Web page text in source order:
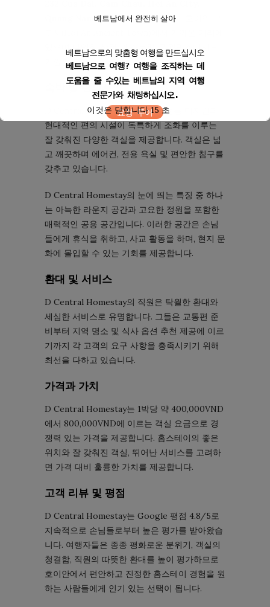
Quang Nam Province. 홈스테이는 호이안 고
있으며 다양한 상점, 레스토랑, 관광명소에서도
가깝습니다.
숙박 및 편의시설
D Central Homestay는 베트남 전통 ​​디자인과
현대적인 편의 시설이 독특하게 조화를 이루는
잘 갖춰진 다양한 객실을 제공합니다. 객실은 넓
고 깨끗하며 에어컨, 전용 욕실 및 편안한 침구를
갖추고 있습니다.
D Central Homestay의 눈에 띄는 특징 중 하나
는 아늑한 라운지 공간과 고요한 정원을 포함한
매력적인 공용 공간입니다. 이러한 공간은 손님
들에게 휴식을 취하고, 사교 활동을 하며, 현지 문
화에 몰입할 수 있는 기회를 제공합니다.
환대 및 서비스
D Central Homestay의 직원은 탁월한 환대와
세심한 서비스로 유명합니다. 그들은 교통편 준
비부터 지역 명소 및 식사 옵션 추천 제공에 이르
기까지 각 고객의 요구 사항을 충족시키기 위해
최선을 다하고 있습니다.
가격과 가치
D Central Homestay는 1박당 약 400,000VND
에서 800,000VND에 이르는 객실 요금으로 경
쟁력 있는 가격을 제공합니다. 홈스테이의 좋은
위치와 잘 갖춰진 객실, 뛰어난 서비스를 고려하
면 가격 대비 훌륭한 가치를 제공합니다.
고객 리뷰 및 평점
D Central Homestay는 Google 평점 4.8/5로
지속적으로 손님들로부터 높은 평가를 받아왔습
니다. 여행자들은 종종 평화로운 분위기, 객실의
청결함, 직원의 따뜻한 환대를 높이 평가하므로
호이안에서 편안하고 진정한 홈스테이 경험을 원
하는 사람들에게 인기 있는 선택이 됩니다.
베트남에서 완전히 살아
베트남으로의 맞춤형 여행을 만드십시오
베트남으로 여행? 여행을 조직하는 데
도움을 줄 수있는 베트남의 지역 여행
전문가와 채팅하십시오.
요청 투어
이것은 닫힙니다14초